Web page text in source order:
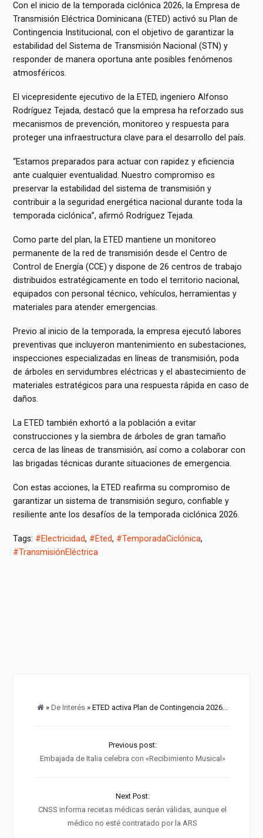
Con el inicio de la temporada ciclónica 2026, la Empresa de
Transmisión Eléctrica Dominicana (ETED) activó su Plan de
Contingencia Institucional, con el objetivo de garantizar la
estabilidad del Sistema de Transmisión Nacional (STN) y
responder de manera oportuna ante posibles fenómenos
atmosféricos.
El vicepresidente ejecutivo de la ETED, ingeniero Alfonso
Rodríguez Tejada, destacó que la empresa ha reforzado sus
mecanismos de prevención, monitoreo y respuesta para
proteger una infraestructura clave para el desarrollo del país.
“Estamos preparados para actuar con rapidez y eficiencia
ante cualquier eventualidad. Nuestro compromiso es
preservar la estabilidad del sistema de transmisión y
contribuir a la seguridad energética nacional durante toda la
temporada ciclónica”, afirmó Rodríguez Tejada.
Como parte del plan, la ETED mantiene un monitoreo
permanente de la red de transmisión desde el Centro de
Control de Energía (CCE) y dispone de 26 centros de trabajo
distribuidos estratégicamente en todo el territorio nacional,
equipados con personal técnico, vehículos, herramientas y
materiales para atender emergencias.
Previo al inicio de la temporada, la empresa ejecutó labores
preventivas que incluyeron mantenimiento en subestaciones,
inspecciones especializadas en líneas de transmisión, poda
de árboles en servidumbres eléctricas y el abastecimiento de
materiales estratégicos para una respuesta rápida en caso de
daños.
La ETED también exhortó a la población a evitar
construcciones y la siembra de árboles de gran tamaño
cerca de las líneas de transmisión, así como a colaborar con
las brigadas técnicas durante situaciones de emergencia.
Con estas acciones, la ETED reafirma su compromiso de
garantizar un sistema de transmisión seguro, confiable y
resiliente ante los desafíos de la temporada ciclónica 2026.
Tags: #Electricidad, #Eted, #TemporadaCiclónica,
#TransmisiónEléctrica
»De Interés » ETED activa Plan de Contingencia 2026...
Previous post:
Embajada de Italia celebra con «Recibimiento Musical»
Next Post:
CNSS informa recetas médicas serán válidas, aunque el
médico no esté contratado por la ARS